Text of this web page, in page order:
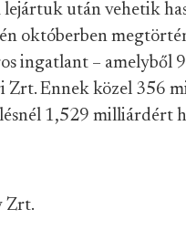
után vehetik
októberben
ingatlant – amelyből
Zrt. Ennek közel 356
1,529 milliárdért
Zrt.